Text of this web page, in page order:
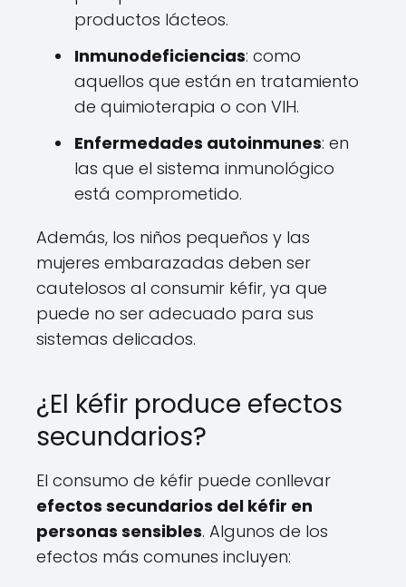
productos lácteos.
Inmunodeficiencias: como
aquellos que están en tratamiento
de quimioterapia o con VIH.
Enfermedades autoinmunes: en
las que el sistema inmunológico
está comprometido.
Además, los niños pequeños y las
mujeres embarazadas deben ser
cautelosos al consumir kéfir, ya que
puede no ser adecuado para sus
sistemas delicados.
¿El kéfir produce efectos
secundarios?
El consumo de kéfir puede conllevar
efectos secundarios del kéfir en
personas sensibles. Algunos de los
efectos más comunes incluyen: